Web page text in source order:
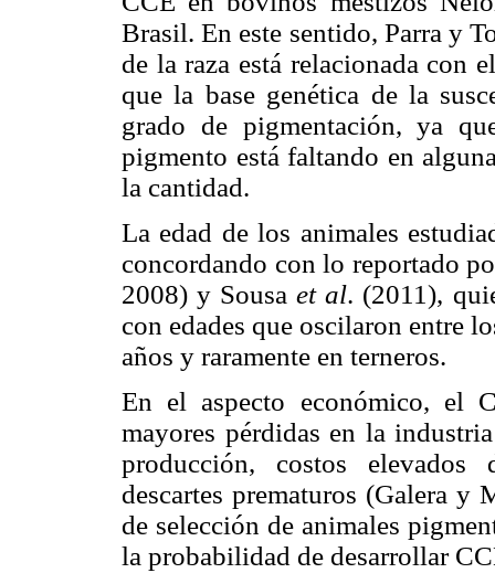
Brasil. En este sentido, Parra y
de la raza está relacionada con
que la base genética de la
grado de pigmentación, ya
pigmento está faltando en
la cantidad.
La edad de los animales
concordando con lo reportado
2008) y Sousaet al. (2011),
con edades que oscilaron entre
años y raramente en terneros.
En el aspecto económico, el
mayores pérdidas en la
producción, costos elevados
descartes prematuros (Galera y
de selección de animales
la probabilidad de desarrollar